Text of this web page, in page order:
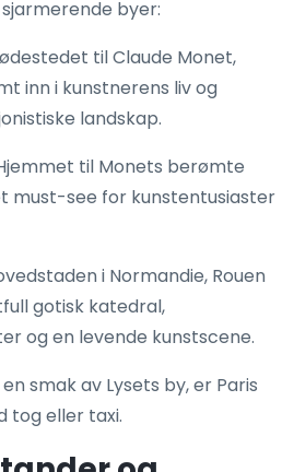
byer:
til Claude Monet,
inn i kunstnerens liv og
landskap.
til Monets berømte
must-see for kunstentusiaster
i Normandie, Rouen
gotisk katedral,
og en levende kunstscene.
smak av Lysets by, er Paris
tog eller taxi.